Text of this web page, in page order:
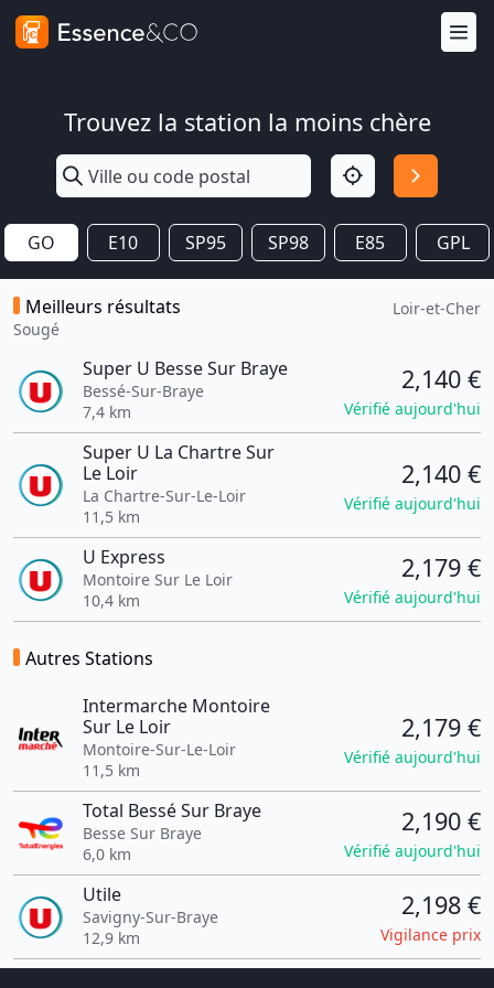
Trouvez la station la moins chère
GO E10 SP95 SP98 E85 GPL
Meilleurs résultats
Sougé
Loir-et-Cher
Super U Besse Sur Braye
Bessé-Sur-Braye
7,4 km
2,140 €
Vérifié aujourd'hui
Super U La Chartre Sur
Le Loir
La Chartre-Sur-Le-Loir
11,5 km
2,140 €
Vérifié aujourd'hui
U Express
Montoire Sur Le Loir
10,4 km
2,179 €
Vérifié aujourd'hui
Autres Stations
Intermarche Montoire
Sur Le Loir
Montoire-Sur-Le-Loir
11,5 km
2,179 €
Vérifié aujourd'hui
Total Bessé Sur Braye
Besse Sur Braye
6,0 km
2,190 €
Vérifié aujourd'hui
Utile
Savigny-Sur-Braye
12,9 km
2,198 €
Vigilance prix